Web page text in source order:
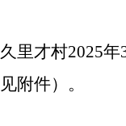
里才村2025
附件）。